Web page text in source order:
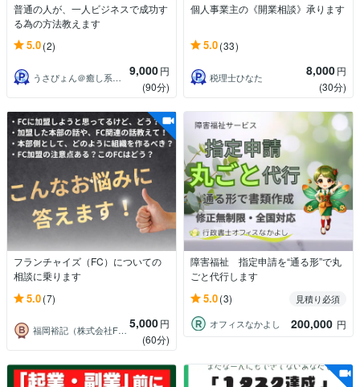
普通の人が、一人ビジネスで成功す
る為の方法教えます
5.0(2)
うさぴょん＠癒し系アラフィフ心寄り添い人 9,000円
(90分)
個人事業主の《開業相談》承ります
5.0(33)
税理士ひなた 8,000円
(30分)
フランチャイズ（FC）についての
相談に乗ります
5.0(7)
福岡裕記（株式会社FUNNY LIFE） 5,000円
(60分)
障害福祉 指定申請を“通る形”で丸
ごと代行します
5.0(3)
見積り必須
オフィスなかよし
200,000 円